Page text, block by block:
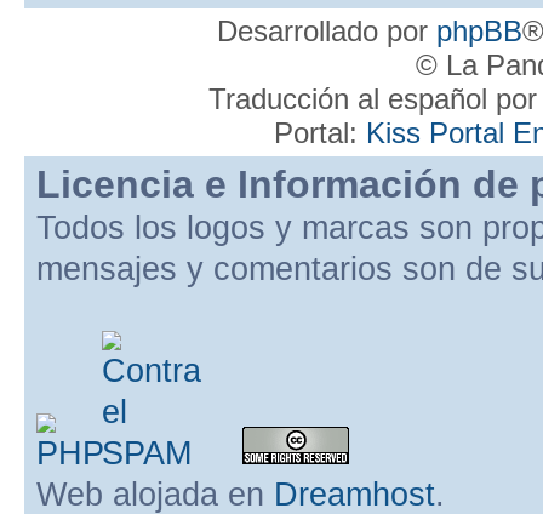
Desarrollado por phpBB
© La
Traducción al español
Portal: Kiss Portal
Licencia e Información de
Todos los logos y marcas son
mensajes y comentarios son de
Web alojada en Dreamhost.